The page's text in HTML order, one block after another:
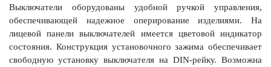
Выключатели оборудованы удобной ручкой управления,
обеспечивающей надежное оперирование изделиями. На
лицевой панели выключателей имеется цветовой индикатор
состояния. Конструкция установочного зажима обеспечивает
свободную установку выключателя на DIN-рейку. Возможна